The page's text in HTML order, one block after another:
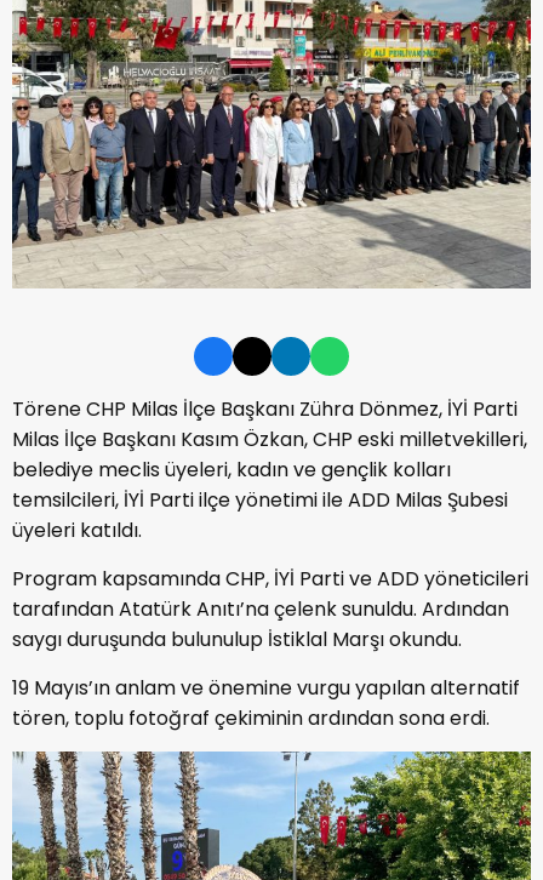
Törene CHP Milas İlçe Başkanı Zühra Dönmez, İYİ Parti
Milas İlçe Başkanı Kasım Özkan, CHP eski milletvekilleri,
belediye meclis üyeleri, kadın ve gençlik kolları
temsilcileri, İYİ Parti ilçe yönetimi ile ADD Milas Şubesi
üyeleri katıldı.
Program kapsamında CHP, İYİ Parti ve ADD yöneticileri
tarafından Atatürk Anıtı’na çelenk sunuldu. Ardından
saygı duruşunda bulunulup İstiklal Marşı okundu.
19 Mayıs’ın anlam ve önemine vurgu yapılan alternatif
tören, toplu fotoğraf çekiminin ardından sona erdi.